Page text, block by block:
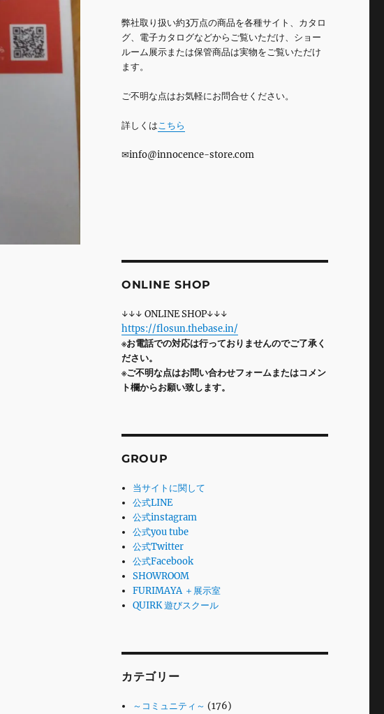
弊社取り扱い約3万点の商品を各種サイト、カタロ
グ、電子カタログなどからご覧いただけ、ショー
ルーム展示または保管商品は実物をご覧いただけ
ます。
ご不明な点はお気軽にお問合せください。
詳しくはこちら
✉info@innocence-store.com
ONLINE SHOP
↓↓↓ ONLINE SHOP↓↓↓
https://flosun.thebase.in/
※お電話での対応は行っておりませんのでご了承く
ださい。
※ご不明な点はお問い合わせフォームまたはコメン
ト欄からお願い致します。
GROUP
当サイトに関して
公式LINE
公式instagram
公式you tube
公式Twitter
公式Facebook
SHOWROOM
FURIMAYA ＋展示室
QUIRK 遊びスクール
カテゴリー
～コミュニティ～ (176)